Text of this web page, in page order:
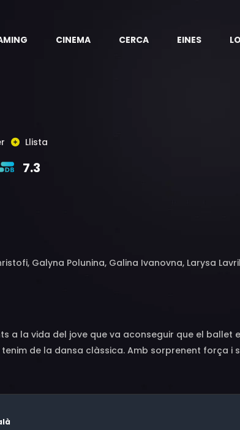
CINEMA CERCA EINES
Llista
7.3
Galyna Polunina, Galina Ivanovna, Larysa
David LaChapelle, Valia Polunina, Salvatore
a la vida del jove que va aconseguir que el ballet
de la dansa clàssica. Amb sorprenent força i
convertint-se en el més jove primer ballarí de la
alt de la seva carrera, va abandonar, a prop de la
més que un regal, va ser una autèntica càrrega